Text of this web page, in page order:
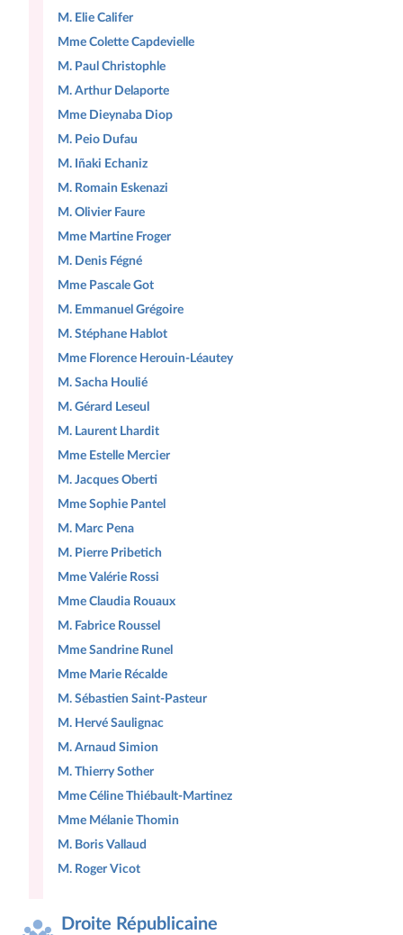
M. Elie Califer
Mme Colette Capdevielle
M. Paul Christophle
M. Arthur Delaporte
Mme Dieynaba Diop
M. Peio Dufau
M. Iñaki Echaniz
M. Romain Eskenazi
M. Olivier Faure
Mme Martine Froger
M. Denis Fégné
Mme Pascale Got
M. Emmanuel Grégoire
M. Stéphane Hablot
Mme Florence Herouin-Léautey
M. Sacha Houlié
M. Gérard Leseul
M. Laurent Lhardit
Mme Estelle Mercier
M. Jacques Oberti
Mme Sophie Pantel
M. Marc Pena
M. Pierre Pribetich
Mme Valérie Rossi
Mme Claudia Rouaux
M. Fabrice Roussel
Mme Sandrine Runel
Mme Marie Récalde
M. Sébastien Saint-Pasteur
M. Hervé Saulignac
M. Arnaud Simion
M. Thierry Sother
Mme Céline Thiébault-Martinez
Mme Mélanie Thomin
M. Boris Vallaud
M. Roger Vicot
Droite Républicaine